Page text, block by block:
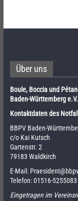
Über uns
Boule, Boccia und
Baden-Württemberg e.V.
Kontaktdaten des
BBPV Baden-
c/o Kai Kutsch
Gartenstr. 2
79183 Waldkirch
E-Mail:
Telefon:01516-5255083
Eingetragen im